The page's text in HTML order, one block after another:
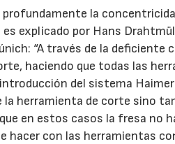
la
explicado por Hans
“A través de la deficiente
haciendo que todas las
del sistema
herramienta de corte sino
en estos casos la fresa no
con las herramientas